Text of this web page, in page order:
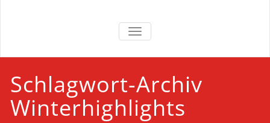
von 1885 e.V.
NAVIGATION UMSCHALTEN
Schlagwort-Archiv
Winterhighlights